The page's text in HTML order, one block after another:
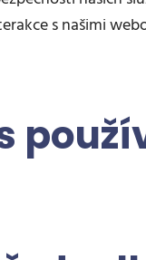
s našimi